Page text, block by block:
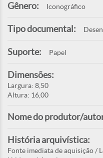
Gênero: Iconográfico
Tipo documental:
Suporte: Papel
Dimensões:
Largura: 8,50
Altura: 16,00
Nome do produtor/
História arquivística:
Fonte imediata de aquisição /